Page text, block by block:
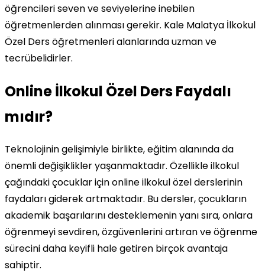
öğrencileri seven ve seviyelerine inebilen
öğretmenlerden alınması gerekir. Kale Malatya İlkokul
Özel Ders öğretmenleri alanlarında uzman ve
tecrübelidirler.
Online İlkokul Özel Ders Faydalı
mıdır?
Teknolojinin gelişimiyle birlikte, eğitim alanında da
önemli değişiklikler yaşanmaktadır. Özellikle ilkokul
çağındaki çocuklar için online ilkokul özel derslerinin
faydaları giderek artmaktadır. Bu dersler, çocukların
akademik başarılarını desteklemenin yanı sıra, onlara
öğrenmeyi sevdiren, özgüvenlerini artıran ve öğrenme
sürecini daha keyifli hale getiren birçok avantaja
sahiptir.